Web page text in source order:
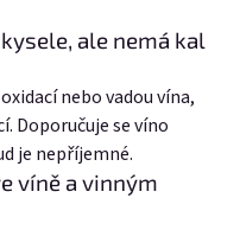
ale nemá kal
nebo vadou vína,
Doporučuje se víno
je nepříjemné.
víně a vinným